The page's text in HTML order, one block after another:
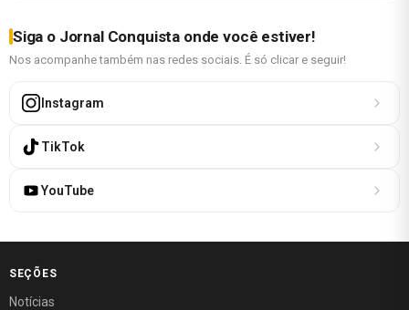
Siga o Jornal Conquista onde você estiver!
Nos acompanhe também nas redes sociais. É só clicar e seguir!
Instagram
TikTok
YouTube
SEÇÕES
Notícias